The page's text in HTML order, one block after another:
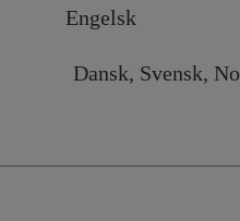
Svensk,